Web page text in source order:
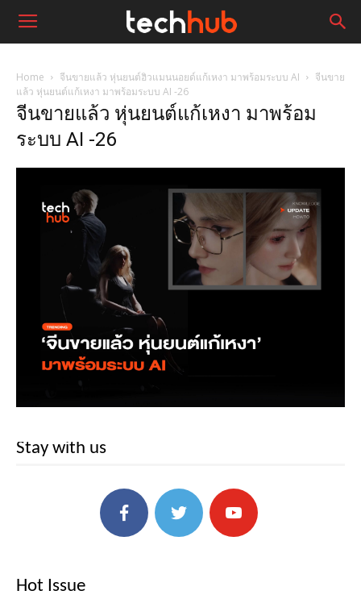
Home จีนขายแล้ว หุ่นยนต์ฮิวแมนนอยด์แก้เหงา มาพร้อมระบบ AI
จีนขาย
แล้ว หุ่นยนต์แก้เหงา มาพร้อมระบบ AI -26
จีนขายแล้ว หุ่นยนต์แก้เหงา มาพร้อม
ระบบ AI -26
Stay with us
Hot Issue